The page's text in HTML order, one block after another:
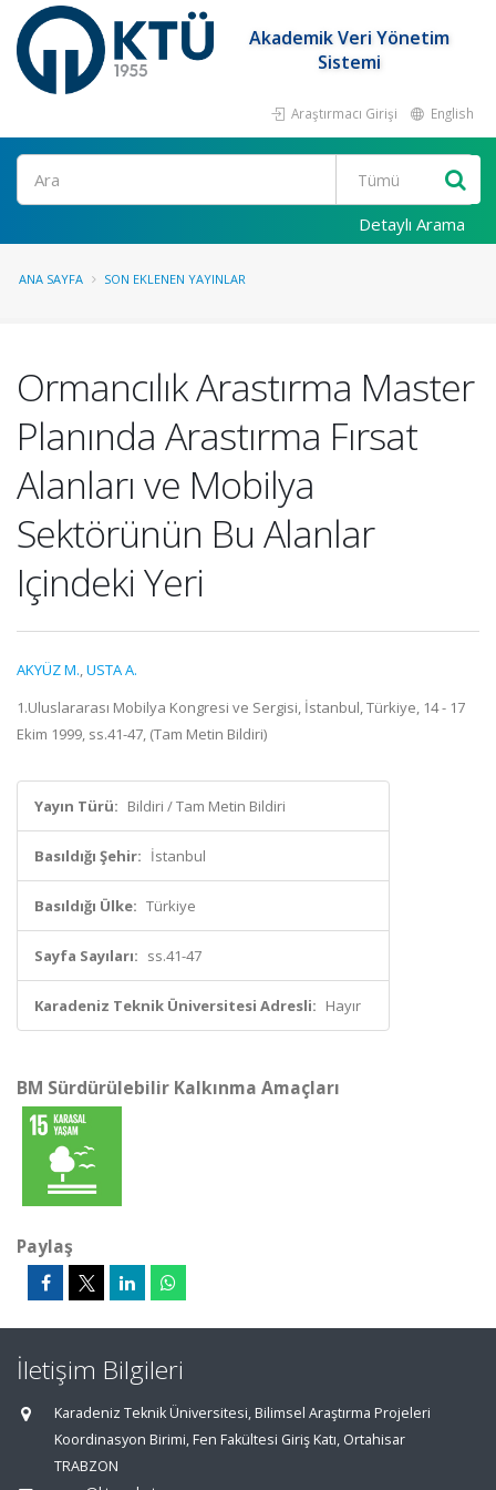
Akademik Veri Yönetim
Sistemi
Araştırmacı Girişi English
Ara
Detaylı Arama
ANA SAYFA SON EKLENEN YAYINLAR
Ormancılık Arastırma Master
Planında Arastırma Fırsat
Alanları ve Mobilya
Sektörünün Bu Alanlar
Içindeki Yeri
AKYÜZ M.,USTA A.
1.Uluslararası Mobilya Kongresi ve Sergisi, İstanbul, Türkiye, 14 - 17
Ekim 1999, ss.41-47, (Tam Metin Bildiri)
Yayın Türü: Bildiri / Tam Metin Bildiri
Basıldığı Şehir: İstanbul
Basıldığı Ülke: Türkiye
Sayfa Sayıları: ss.41-47
Karadeniz Teknik Üniversitesi Adresli: Hayır
BM Sürdürülebilir Kalkınma Amaçları
Paylaş
İletişim Bilgileri
Karadeniz Teknik Üniversitesi, Bilimsel Araştırma Projeleri
Koordinasyon Birimi, Fen Fakültesi Giriş Katı, Ortahisar
TRABZON